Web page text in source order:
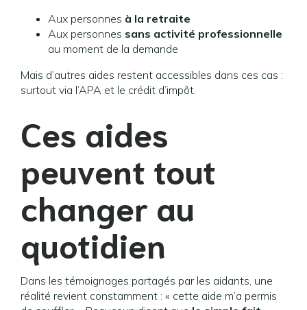
Aux personnes à la retraite
Aux personnes sans activité professionnelle
au moment de la demande
Mais d’autres aides restent accessibles dans ces cas :
surtout via l’APA et le crédit d’impôt.
Ces aides
peuvent tout
changer au
quotidien
Dans les témoignages partagés par les aidants, une
réalité revient constamment : « cette aide m’a permis